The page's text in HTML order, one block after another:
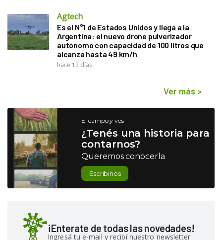
Agtech
Es el N°1 de Estados Unidos y llega a la
Argentina: el nuevo drone pulverizador
autónomo con capacidad de 100 litros que
alcanza hasta 49 km/h
hace 12 días
Ver más >
El campo y vos
¿Tenés una historia para
contarnos?
Queremos conocerla
Escribinos
¡Enterate de todas las novedades!
Ingresá tu e-mail y recibí nuestro newsletter